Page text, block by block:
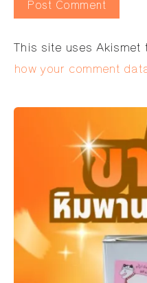
Alternative:
This site uses Akismet
how your comment